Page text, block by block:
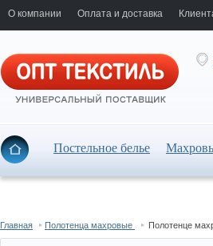
О компании Оплата и доставка
Постельное белье
Главная Полотенца махровые Полотенце